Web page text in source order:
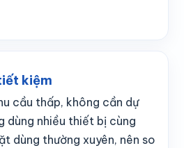
kiệm
cầu thấp, không cần dự
dùng nhiều thiết bị cùng
dùng thường xuyên, nên so